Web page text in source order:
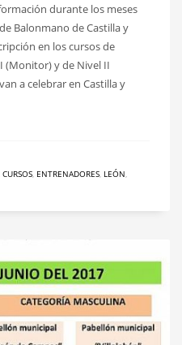
durante los meses
Balonmano de Castilla y
en los cursos de
(Monitor) y de Nivel II
a celebrar en Castilla y
CURSOS ENTRENADORES LEÓN